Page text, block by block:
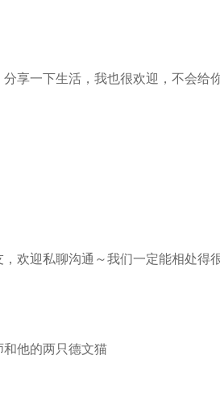
享一下生活，我也很欢迎，不会给
欢迎私聊沟通～我们一定能相处得
他的两只德文猫